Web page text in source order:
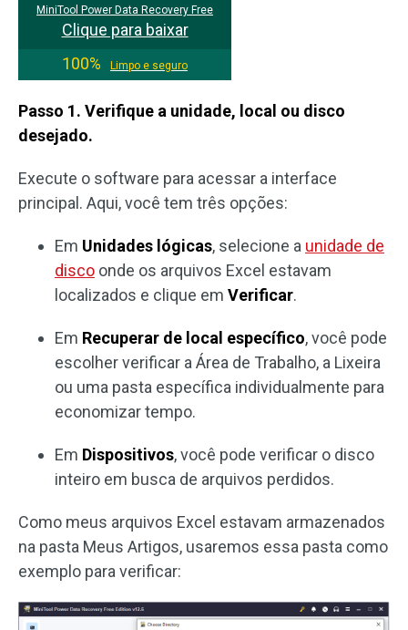
MiniTool Power Data Recovery Free
Clique para baixar
100%
Limpo e seguro
Passo 1. Verifique a unidade, local ou disco
desejado.
Execute o software para acessar a interface
principal. Aqui, você tem três opções:
Em Unidades lógicas, selecione a unidade de
disco onde os arquivos Excel estavam
localizados e clique em Verificar.
Em Recuperar de local específico, você pode
escolher verificar a Área de Trabalho, a Lixeira
ou uma pasta específica individualmente para
economizar tempo.
Em Dispositivos, você pode verificar o disco
inteiro em busca de arquivos perdidos.
Como meus arquivos Excel estavam armazenados
na pasta Meus Artigos, usaremos essa pasta como
exemplo para verificar: